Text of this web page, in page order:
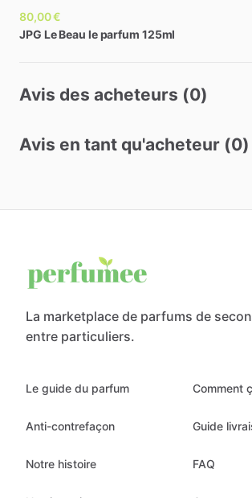
80,00 €
JPG Le Beau leparfum 125ml
Avis des acheteurs (0)
Avis en tant qu'acheteur (0)
La marketplace de parfums de
entre particuliers.
Le guide du parfum
Anti-contrefaçon
Notre histoire
Comment
Guide
FAQ